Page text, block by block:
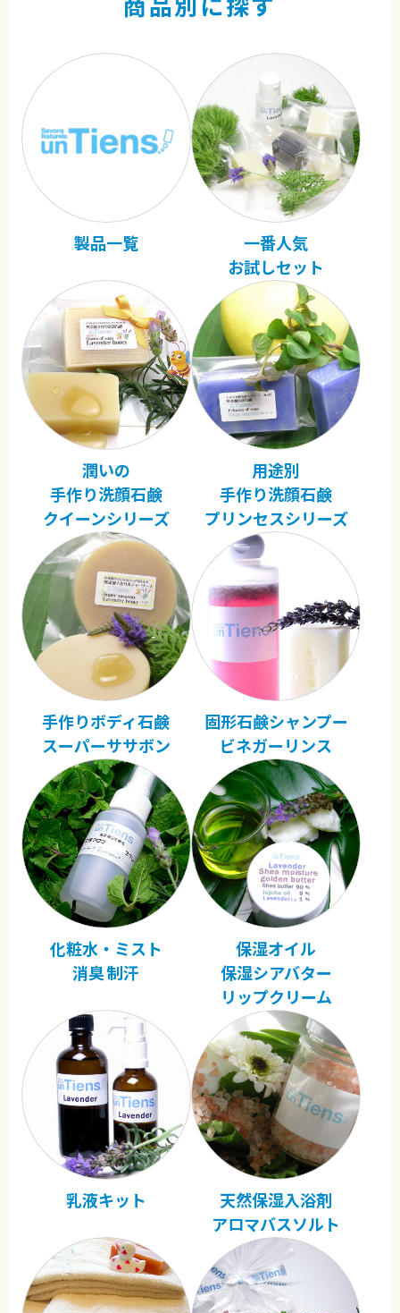
商品別に探す
製品一覧
一番人気
お試しセット
潤いの
手作り洗顔石鹸
クイーンシリーズ
用途別
手作り洗顔石鹸
プリンセスシリーズ
手作りボディ石鹸
スーパーササボン
固形石鹸シャンプー
ビネガーリンス
化粧水・ミスト
消臭 制汗
保湿オイル
保湿シアバター
リップクリーム
乳液キット
天然保湿入浴剤
アロマバスソルト